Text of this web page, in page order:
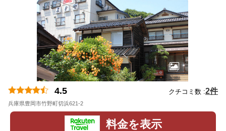
4.5 クチコミ数 :2件
兵庫県豊岡市竹野町切浜621-2
料金を表示